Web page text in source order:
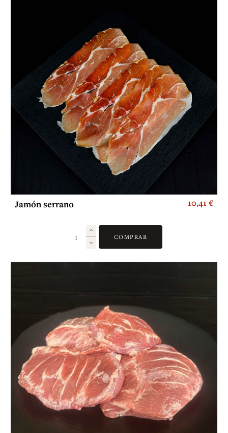
Jamón serrano 10,41 €
COMPRAR